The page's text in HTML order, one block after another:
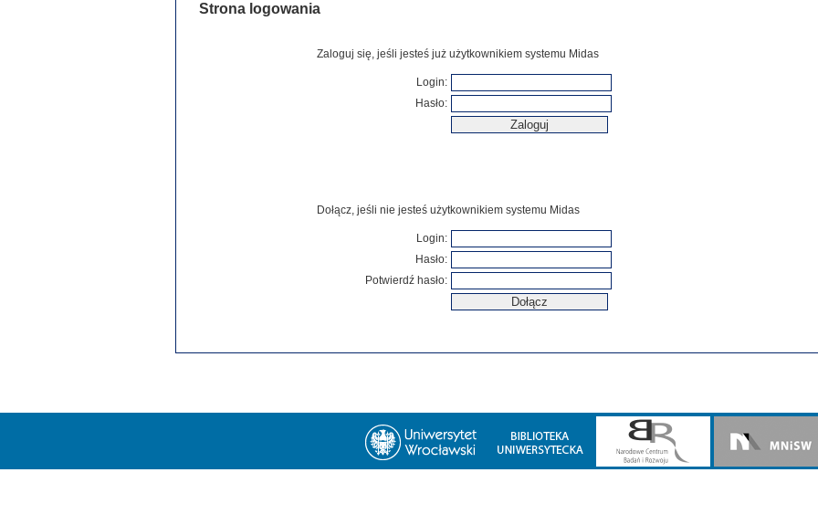
Strona logowania
Zaloguj się, jeśli jesteś już użytkownikiem systemu Midas
Login:
Hasło:
Dołącz, jeśli nie jesteś użytkownikiem systemu Midas
Login:
Hasło:
Potwierdź hasło: